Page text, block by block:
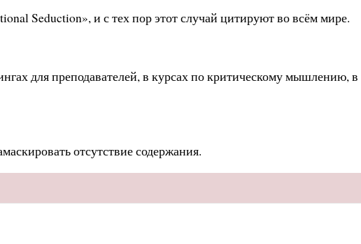
Seduction», и с тех пор этот случай цитируют во всём мире.
для преподавателей, в курсах по критическому мышлению, в
отсутствие содержания.